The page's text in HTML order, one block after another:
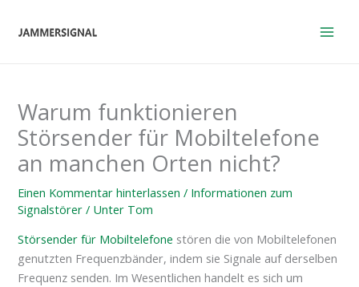
Inhalt
Warum funktionieren
Störsender für Mobiltelefone
an manchen Orten nicht?
Einen Kommentar hinterlassen / Informationen zum
Signalstörer / Unter Tom
Störsender für Mobiltelefone stören die von Mobiltelefonen
genutzten Frequenzbänder, indem sie Signale auf derselben
Frequenz senden. Im Wesentlichen handelt es sich um